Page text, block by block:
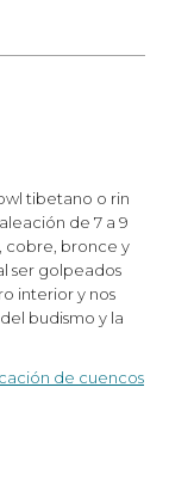
tibetano o rin
de 7 a 9
cobre, bronce y
ser golpeados
interior y nos
budismo y la
de cuencos